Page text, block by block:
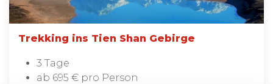
Trekking ins Tien Shan Gebirge
3 Tage
ab 695 € pro Person